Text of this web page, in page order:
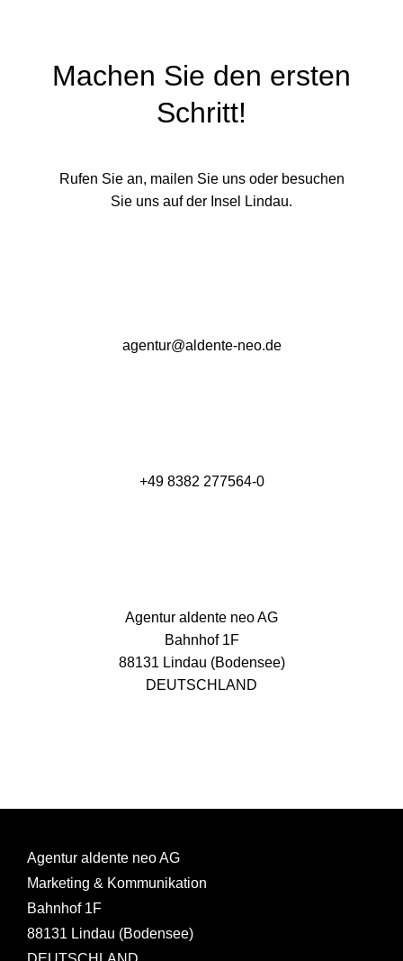
Machen Sie den ersten
Schritt!
Rufen Sie an, mailen Sie uns oder besuchen
Sie uns auf der Insel Lindau.
agentur@aldente-neo.de
+49 8382 277564-0
Agentur aldente neo AG
Bahnhof 1F
88131 Lindau (Bodensee)
DEUTSCHLAND
Agentur aldente neo AG
Marketing & Kommunikation
Bahnhof 1F
88131 Lindau (Bodensee)